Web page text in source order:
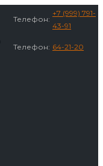
Телефон:
+7 (999) 791-
43-91
Телефон: 64-21-20